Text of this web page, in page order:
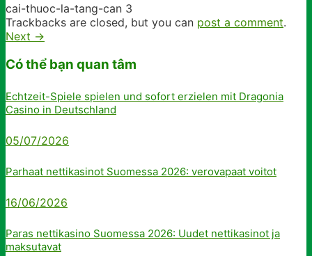
Hotline: 0902791922
cai-thuoc-la-tang-can 3
Trackbacks are closed, but you can post a comment.
Next →
Có thể bạn quan tâm
Echtzeit-Spiele spielen und sofort erzielen mit Dragonia
Casino in Deutschland
05/07/2026
Parhaat nettikasinot Suomessa 2026: verovapaat voitot
16/06/2026
Paras nettikasino Suomessa 2026: Uudet nettikasinot ja
maksutavat